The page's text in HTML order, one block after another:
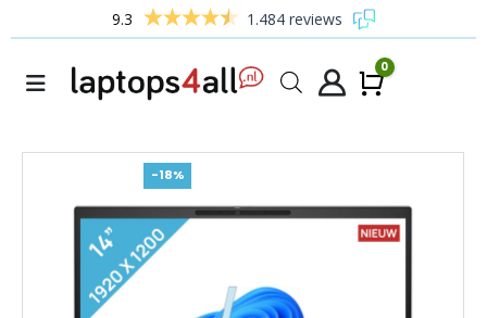
9.3 1.484 reviews
0
-18%